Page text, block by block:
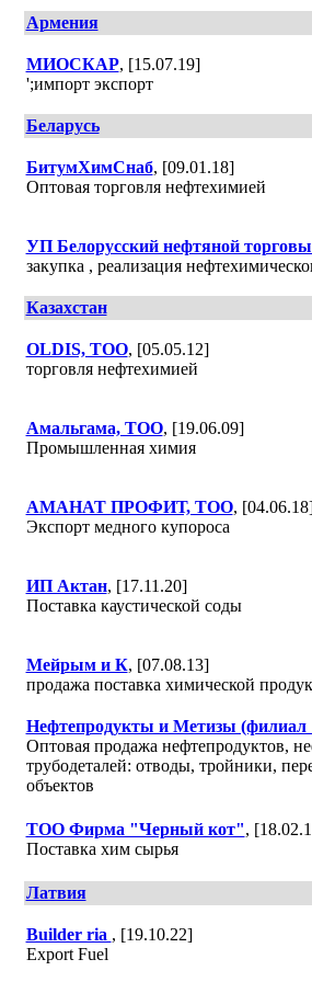
Армения
МИОСКАР, [15.07.19]
';импорт экспорт
Беларусь
БитумХимСнаб, [09.01.18]
Оптовая торговля нефтехимией
УП Белорусский нефтяной
закупка , реализация
Казахстан
OLDIS, ТОО, [05.05.12]
торговля нефтехимией
Амальгама, ТОО, [19.06.09]
Промышленная химия
АМАНАТ ПРОФИТ, ТОО,
Экспорт медного купороса
ИП Актан, [17.11.20]
Поставка каустической соды
Мейрым и К, [07.08.13]
продажа поставка химической
Нефтепродукты и Метизы (филиал
Оптовая продажа нефтепродуктов,
трубодеталей: отводы, тройники,
объектов
ТОО Фирма "Черный кот",
Поставка хим сырья
Латвия
Builder ria , [19.10.22]
Export Fuel